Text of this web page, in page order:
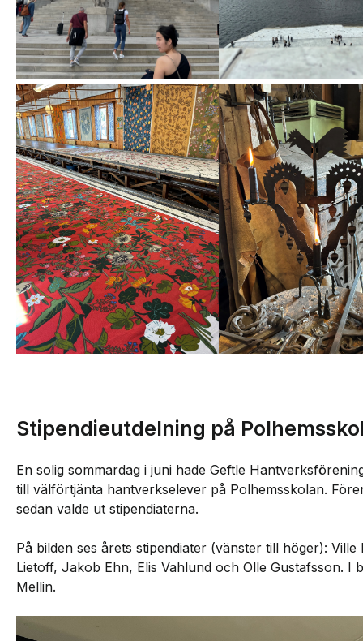
Stipendieutdelning på
En solig sommardag i juni hade Geftle
till välförtjänta hantverkselever på Polhemsskolan.
sedan valde ut stipendiaterna.
På bilden ses årets stipendiater (vänster till höger):
Lietoff, Jakob Ehn, Elis Vahlund och Olle Gustafsson.
Mellin.